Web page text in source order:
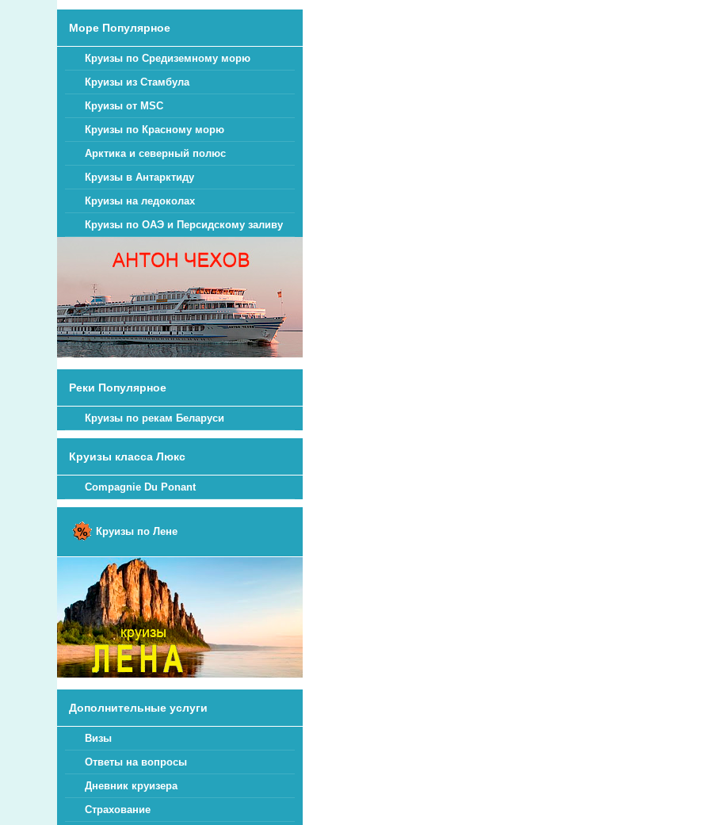
Море Популярное
Круизы по Средиземному морю
Круизы из Стамбула
Круизы от MSC
Круизы по Красному морю
Арктика и северный полюс
Круизы в Антарктиду
Круизы на ледоколах
Круизы по ОАЭ и Персидскому заливу
Реки Популярное
Круизы по рекам Беларуси
Круизы класса Люкс
Compagnie Du Ponant
Круизы по Лене
Дополнительные услуги
Визы
Ответы на вопросы
Дневник круизера
Страхование